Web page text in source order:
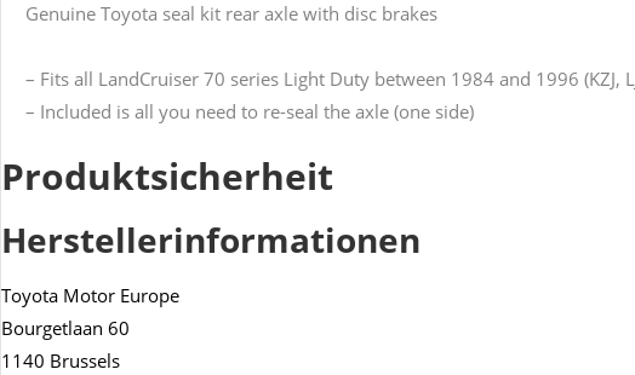
Genuine Toyota seal kit rear axle with disc brakes
– Fits all LandCruiser 70 series Light Duty between 1984 and 1996 (KZJ,
– Included is all you need to re-seal the axle (one side)
Produktsicherheit
Herstellerinformationen
Toyota Motor Europe
Bourgetlaan 60
1140 Brussels